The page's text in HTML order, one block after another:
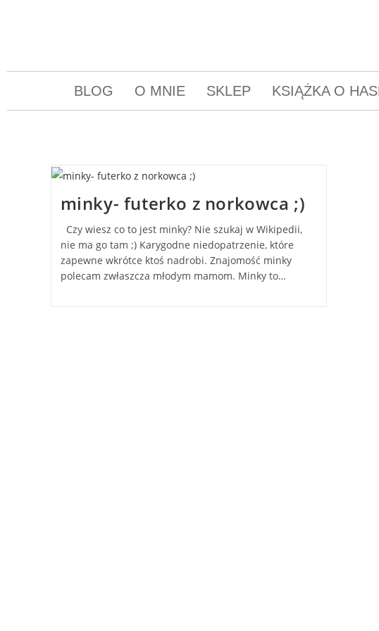
BLOG O MNIE SKLEP KSIĄŻKA O
minky- futerko z norkowca ;)
Czy wiesz co to jest minky? Nie szukaj w Wikipedii,
nie ma go tam ;) Karygodne niedopatrzenie, które
zapewne wkrótce ktoś nadrobi. Znajomość minky
polecam zwłaszcza młodym mamom. Minky to…